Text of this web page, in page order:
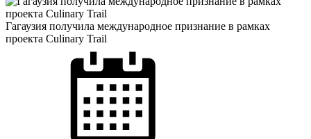
Гагаузия получила международное признание в рамках
проекта Culinary Trail